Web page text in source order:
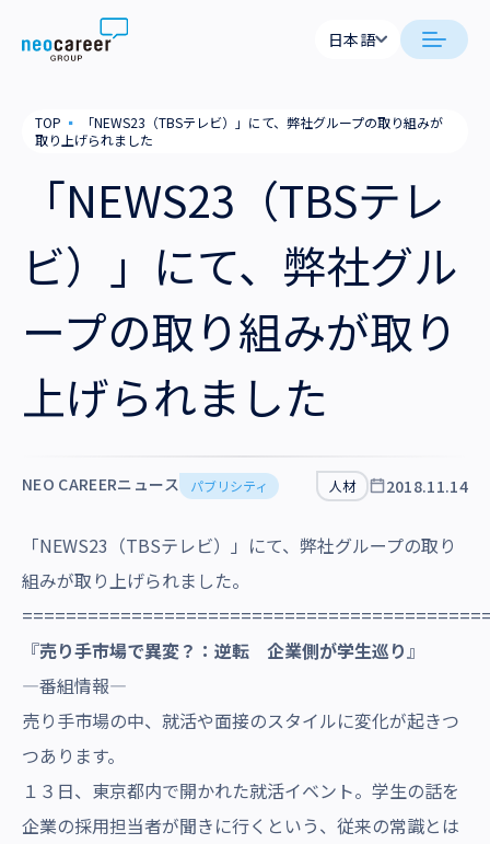
Skip to content
neocareer について
私たちの考え方
就労支援
業務支援
会社概要
拠点一覧
採用情報
日本語
TOP ▪
「NEWS23（TBSテレビ）」にて、弊社グループの取り組みが
取り上げられました
「NEWS23（TBSテレ
ビ）」にて、弊社グル
ープの取り組みが取り
上げられました
NEO CAREERニュース パブリシティ 人材 2018.11.14
「NEWS23（TBSテレビ）」にて、弊社グループの取り
組みが取り上げられました。
『売り手市場で異変？：逆転 企業側が学生巡り』
―番組情報―
売り手市場の中、就活や面接のスタイルに変化が起きつ
つあります。
１３日、東京都内で開かれた就活イベント。学生の話を
企業の採用担当者が聞きに行くという、従来の常識とは